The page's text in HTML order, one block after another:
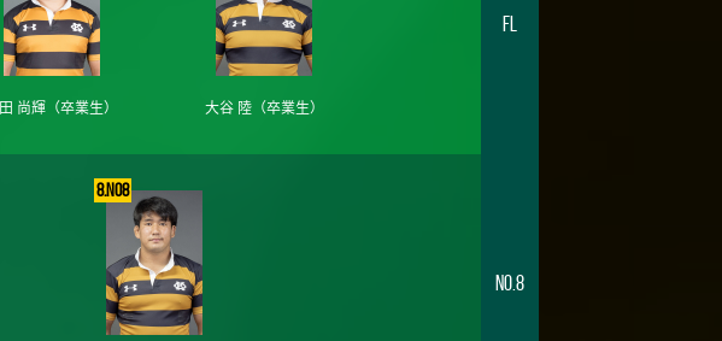
尚輝 （卒業生） 大谷 陸（卒業生）
FL
8.No8
No.8